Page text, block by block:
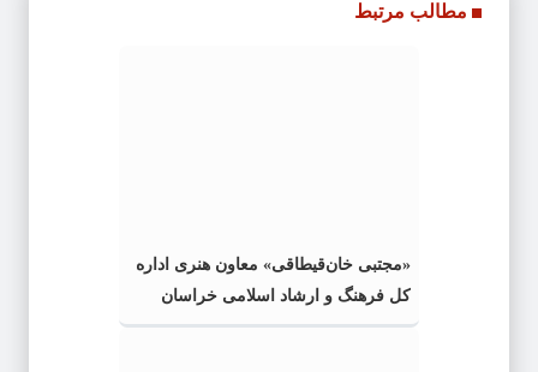
مطالب مرتبط
«مجتبی خان‌قیطاقی» معاون هنری اداره
کل فرهنگ و ارشاد اسلامی خراسان
رضوی شد